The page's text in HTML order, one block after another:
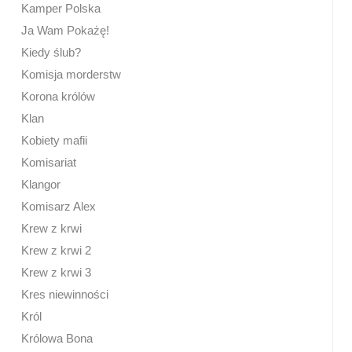
Kamper Polska
Ja Wam Pokażę!
Kiedy ślub?
Komisja morderstw
Korona królów
Klan
Kobiety mafii
Komisariat
Klangor
Komisarz Alex
Krew z krwi
Krew z krwi 2
Krew z krwi 3
Kres niewinności
Król
Królowa Bona